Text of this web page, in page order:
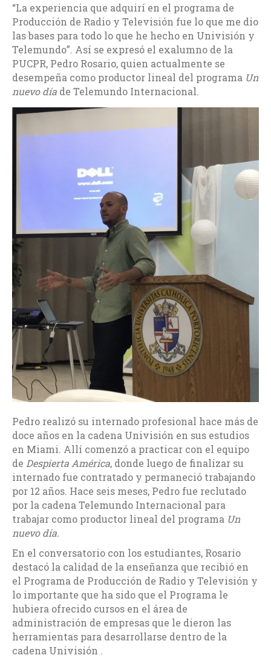
“La experiencia que adquirí en el programa de
Producción de Radio y Televisión fue lo que me dio
las bases para todo lo que he hecho en Univisión y
Telemundo”. Así se expresó el exalumno de la
PUCPR, Pedro Rosario, quien actualmente se
desempeña como productor lineal del programa Un
nuevo día de Telemundo Internacional.
Pedro realizó su internado profesional hace más de
doce años en la cadena Univisión en sus estudios
en Miami. Allí comenzó a practicar con el equipo
de Despierta América, donde luego de finalizar su
internado fue contratado y permaneció trabajando
por 12 años. Hace seis meses, Pedro fue reclutado
por la cadena Telemundo Internacional para
trabajar como productor lineal del programa Un
nuevo día.
En el conversatorio con los estudiantes, Rosario
destacó la calidad de la enseñanza que recibió en
el Programa de Producción de Radio y Televisión y
lo importante que ha sido que el Programa le
hubiera ofrecido cursos en el área de
administración de empresas que le dieron las
herramientas para desarrollarse dentro de la
cadena Univisión .